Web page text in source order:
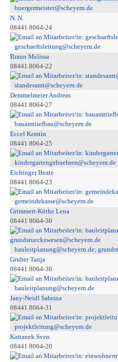
buergermeister@scheyern.de
N. N.
08441 8064-24
geschaeftsleitung@scheyern.de
Braun Melissa
08441 8064-22
standesamt@scheyern.de
Demmelmeier Andreas
08441 8064-27
bauamttiefbau@scheyern.de
Eccel Kerstin
08441 8064-25
kindergartengebuehren@scheyern.de
Eichinger Beate
08441 8064-23
gemeindekasse@scheyern.de
Grimmert-Köthe Lena
08441 8064-30
bauleitplanung@scheyern.de;
Gruber Tanja
08441 8064-36
bauleitplanung@scheyern.de
Jany-Neidl Sabrina
08441 8064-31
projektleitung@scheyern.de
Kattanek Sven
08441 8064-20